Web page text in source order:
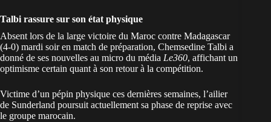
Talbi rassure sur son état physique
Absent lors de la large victoire du Maroc contre Madagascar
(4-0) mardi soir en match de préparation, Chemsedine Talbi a
donné de ses nouvelles au micro du média Le360, affichant un
optimisme certain quant à son retour à la compétition.
Victime d’un pépin physique ces dernières semaines, l’ailier
de Sunderland poursuit actuellement sa phase de reprise avec
le groupe marocain.